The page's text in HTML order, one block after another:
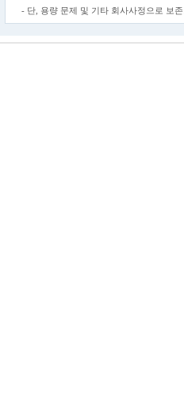
- 단, 용량 문제 및 기타 회사사정으로 보